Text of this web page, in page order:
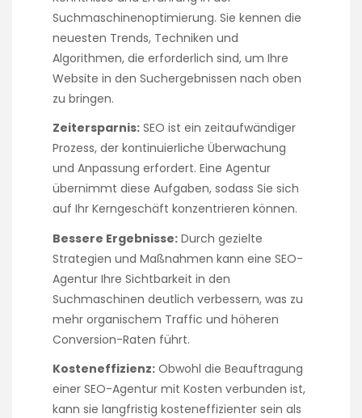
Suchmaschinenoptimierung. Sie kennen die
neuesten Trends, Techniken und
Algorithmen, die erforderlich sind, um Ihre
Website in den Suchergebnissen nach oben
zu bringen.
Zeitersparnis: SEO ist ein zeitaufwändiger
Prozess, der kontinuierliche Überwachung
und Anpassung erfordert. Eine Agentur
übernimmt diese Aufgaben, sodass Sie sich
auf Ihr Kerngeschäft konzentrieren können.
Bessere Ergebnisse: Durch gezielte
Strategien und Maßnahmen kann eine SEO-
Agentur Ihre Sichtbarkeit in den
Suchmaschinen deutlich verbessern, was zu
mehr organischem Traffic und höheren
Conversion-Raten führt.
Kosteneffizienz: Obwohl die Beauftragung
einer SEO-Agentur mit Kosten verbunden ist,
kann sie langfristig kosteneffizienter sein als